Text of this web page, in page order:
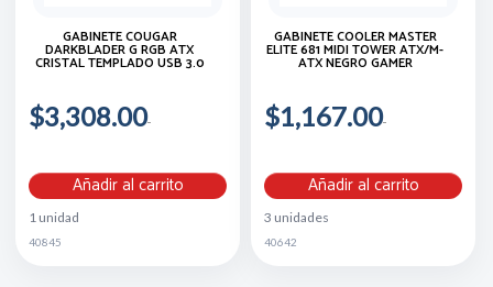
GABINETE COUGAR
DARKBLADER G RGB ATX
CRISTAL TEMPLADO USB 3.0
$3,308.00
Añadir al carrito
1 unidad
40845
GABINETE COOLER MASTER
ELITE 681 MIDI TOWER ATX/M-
ATX NEGRO GAMER
$1,167.00
Añadir al carrito
3 unidades
40642